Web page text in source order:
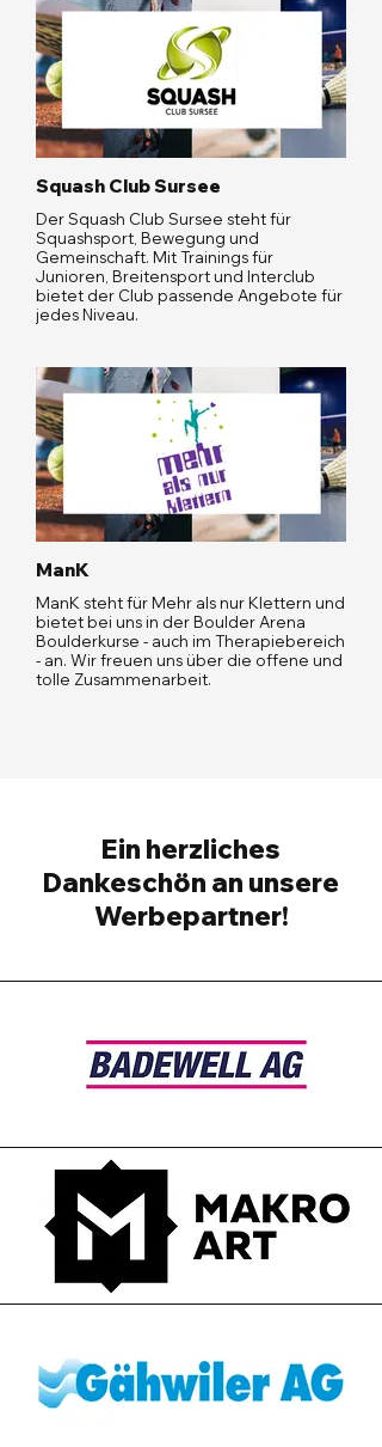
Squash Club Sursee
Der Squash Club Sursee steht für
Squashsport, Bewegung und
Gemeinschaft. Mit Trainings für
Junioren, Breitensport und Interclub
bietet der Club passende Angebote für
jedes Niveau.
ManK
ManK steht für Mehr als nur Klettern und
bietet bei uns in der Boulder Arena
Boulderkurse - auch im Therapiebereich
- an. Wir freuen uns über die offene und
tolle Zusammenarbeit.
Ein herzliches
Dankeschön an unsere
Werbepartner!